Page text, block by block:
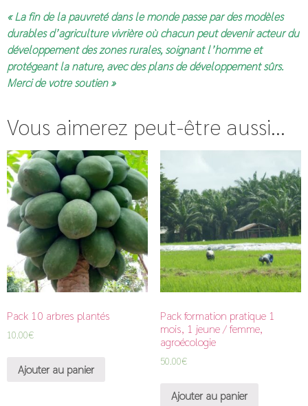
« La fin de la pauvreté dans le monde passe par des modèles
durables d’agriculture vivrière où chacun peut devenir acteur du
développement des zones rurales, soignant l’homme et
protégeant la nature, avec des plans de développement sûrs.
Merci de votre soutien »
Vous aimerez peut-être aussi…
Pack 10 arbres plantés
10.00€
Ajouter au panier
Pack formation pratique 1
mois, 1 jeune / femme,
agroécologie
50.00€
Ajouter au panier